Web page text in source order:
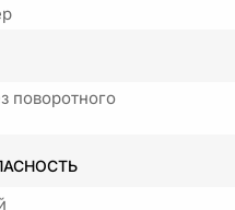
поворотного